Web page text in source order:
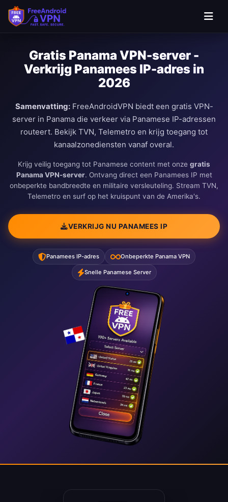
Ga naar hoofdinhoud
Gratis Panama VPN-server -
Verkrijg Panamees IP-adres in
2026
Samenvatting:FreeAndroidVPN biedt een gratis VPN-
server in Panama die verkeer via Panamese IP-adressen
routeert. Bekijk TVN, Telemetro en krijg toegang tot
kanaalzonediensten vanaf overal.
Krijg veilig toegang tot Panamese content met onze gratis
Panama VPN-server. Ontvang direct een Panamees IP met
onbeperkte bandbreedte en militaire versleuteling. Stream TVN,
Telemetro en surf op het kruispunt van de Amerika's.
VERKRIJG NU PANAMEES IP
Panamees IP-adres Onbeperkte Panama VPN
Snelle Panamese Server